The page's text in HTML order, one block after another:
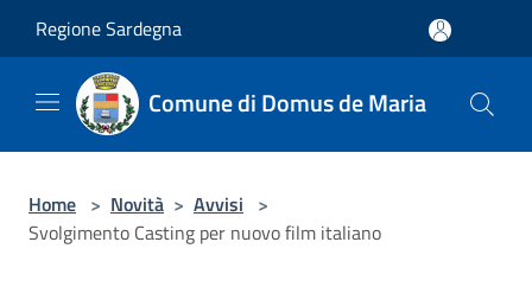
Regione Sardegna
Comune di Domus de Maria
Home > Novità > Avvisi >
Svolgimento Casting per nuovo film italiano